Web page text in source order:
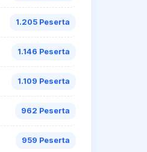
1.205 Peserta
1.146 Peserta
1.109 Peserta
962 Peserta
959 Peserta